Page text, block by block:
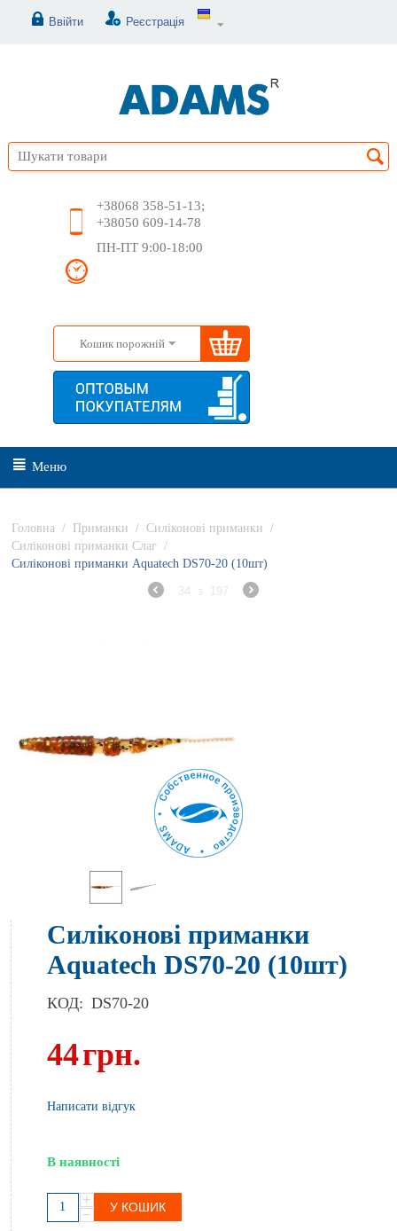
Ввійти Реєстрація
+38068 358-51-13;
+38050 609-14-78
ПН-ПТ 9:00-18:00
Кошик порожній
Меню
Головна / Приманки / Силіконові приманки
/
Силіконові приманки Слаг /
Силіконові приманки Aquatech DS70-20 (10шт)
34 з 197
Силіконові приманки
Aquatech DS70-20 (10шт)
КОД: DS70-20
44грн.
Написати відгук
В наявності
+
−
У КОШИК